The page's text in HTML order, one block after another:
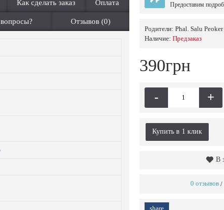
Как сделать заказ Оплата
Отзывов (0)
Предоставим
Родители: Phal. Salu
Наличие: Предзаказ
390грн
- +
Купить в 1 клик
В
0 отзывов /
share